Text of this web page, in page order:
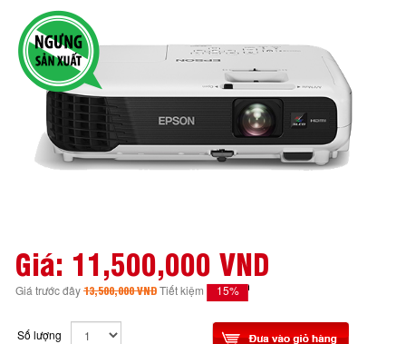
Giá: 11,500,000 VND
Giá trước đây13,500,000 VNDTiết kiệm 15%
Số lượng